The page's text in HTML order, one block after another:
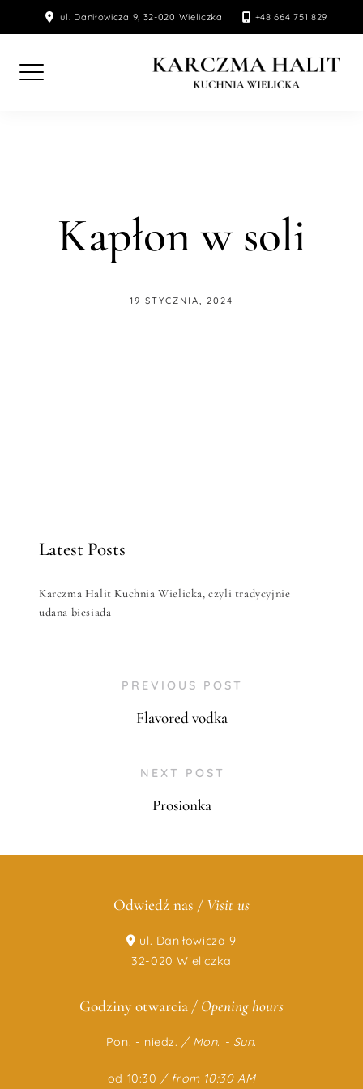
to
ul. Daniłowicza 9, 32-020 Wieliczka +48 664 751 829
Kapłon w soli
19 STYCZNIA, 2024
Latest Posts
Karczma Halit Kuchnia Wielicka, czyli tradycyjnie
udana biesiada
PREVIOUS POST
Flavored vodka
NEXT POST
Prosionka
Odwiedź nas / Visit us
ul. Daniłowicza 9
32-020 Wieliczka
Godziny otwarcia / Opening hours
Pon. - niedz. / Mon. - Sun.
od 10:30 / from 10:30 AM